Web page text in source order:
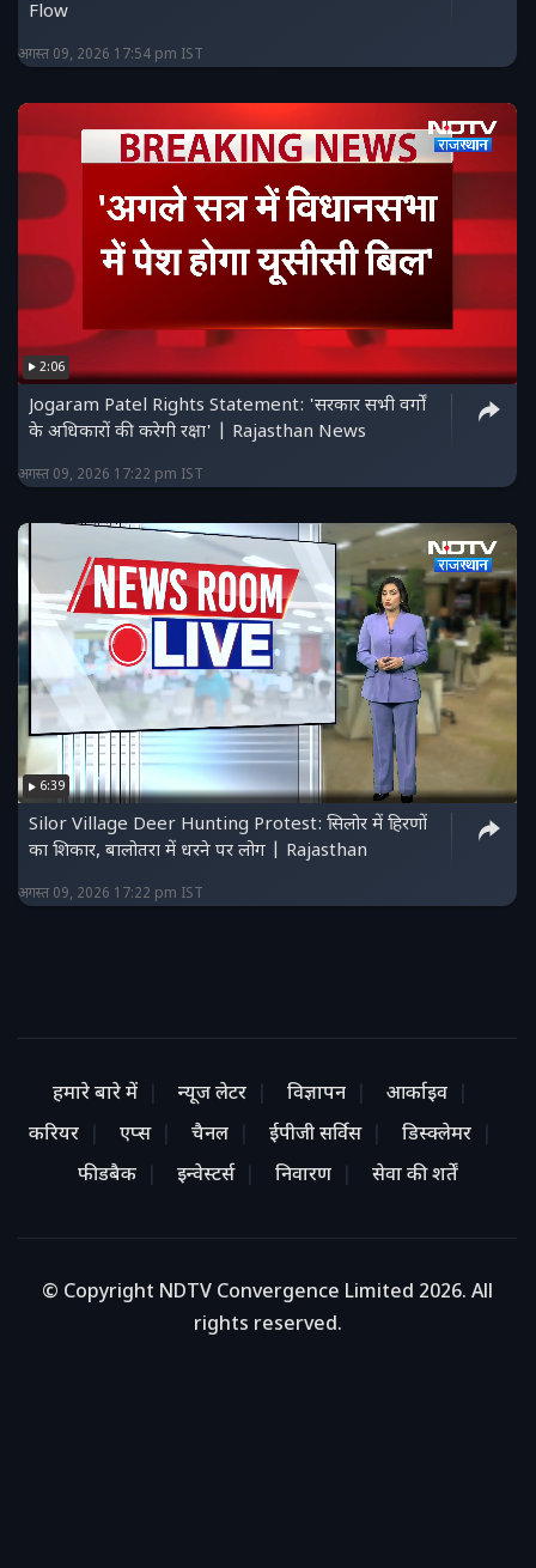
Flow
अगस्त 09, 2026 17:54 pm IST
2:06
Jogaram Patel Rights Statement: 'सरकार सभी वर्गों
के अधिकारों की करेगी रक्षा' | Rajasthan News
अगस्त 09, 2026 17:22 pm IST
6:39
Silor Village Deer Hunting Protest: सिलोर में हिरणों
का शिकार, बालोतरा में धरने पर लोग | Rajasthan
अगस्त 09, 2026 17:22 pm IST
हमारे बारे में न्यूज लेटर विज्ञापन
आर्काइव
करियर
एप्स चैनल ईपीजी सर्विस
डिस्क्लेमर
फीडबैक
इन्वेस्टर्स निवारण सेवा की शर्तें
© Copyright NDTV Convergence Limited 2026. All
rights reserved.